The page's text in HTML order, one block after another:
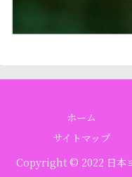
ホーム
サイトマップ
Copyright © 2022 日本